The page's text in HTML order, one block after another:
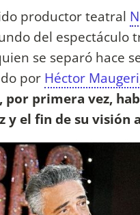
productor teatral
del espectáculo
se separó hace
por Héctor Maugeri
primera vez,
el fin de su visión